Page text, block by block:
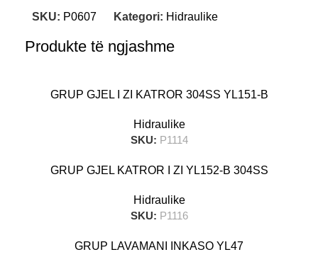
SKU: P0607 Kategori: Hidraulike
Produkte të ngjashme
GRUP GJEL I ZI KATROR 304SS YL151-B
Hidraulike
SKU: P1114
GRUP GJEL KATROR I ZI YL152-B 304SS
Hidraulike
SKU: P1116
GRUP LAVAMANI INKASO YL47